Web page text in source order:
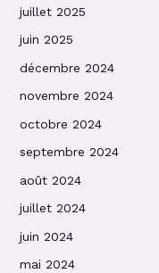
juillet 2025
juin 2025
décembre 2024
novembre 2024
octobre 2024
septembre 2024
août 2024
juillet 2024
juin 2024
mai 2024